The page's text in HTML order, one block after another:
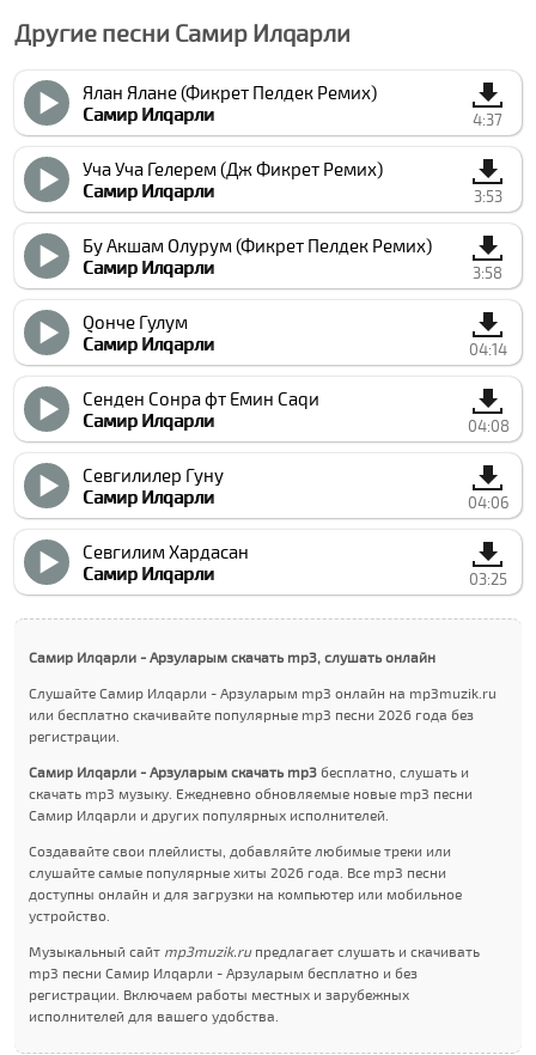
Другие песни Самир Илqарли
Ялан Ялане (Фикрет Пелдек Ремиx)
Самир Илqарли
4:37
Уча Уча Гелерем (Дж Фикрет Ремиx)
Самир Илqарли
3:53
Бу Акшам Олурум (Фикрет Пелдек Ремиx)
Самир Илqарли
3:58
Qонче Гулум
Самир Илqарли
04:14
Сенден Сонра фт Емин Саqи
Самир Илqарли
04:08
Севгилилер Гуну
Самир Илqарли
04:06
Севгилим Хардасан
Самир Илqарли
03:25
Самир Илqарли - Арзуларым скачать mp3, слушать онлайн
Слушайте Самир Илqарли - Арзуларым mp3 онлайн на mp3muzik.ru
или бесплатно скачивайте популярные mp3 песни 2026 года без
регистрации.
Самир Илqарли - Арзуларым скачать mp3 бесплатно, слушать и
скачать mp3 музыку. Ежедневно обновляемые новые mp3 песни
Самир Илqарли и других популярных исполнителей.
Создавайте свои плейлисты, добавляйте любимые треки или
слушайте самые популярные хиты 2026 года. Все mp3 песни
доступны онлайн и для загрузки на компьютер или мобильное
устройство.
Музыкальный сайт mp3muzik.ruпредлагает слушать и скачивать
mp3 песни Самир Илqарли - Арзуларым бесплатно и без
регистрации. Включаем работы местных и зарубежных
исполнителей для вашего удобства.